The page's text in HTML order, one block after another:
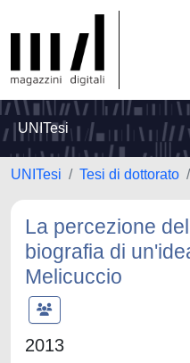
UNITesi
UNITesi Tesi di dottorato
La percezione
biografia di
Melicuccio
2013